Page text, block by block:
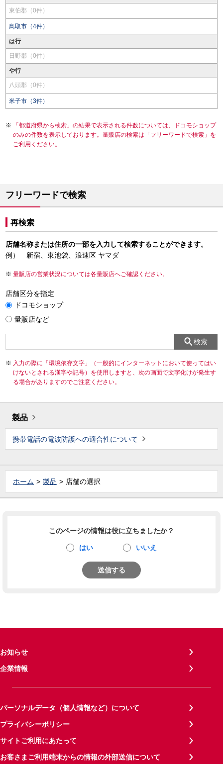
東伯郡（0件）
鳥取市（4件）
は行
日野郡（0件）
や行
八頭郡（0件）
米子市（3件）
「都道府県から検索」の結果で表示される件数については、ドコモショップ
のみの件数を表示しております。量販店の検索は「フリーワードで検索」を
ご利用ください。
フリーワードで検索
再検索
店舗名称または住所の一部を入力して検索することができます。
例） 新宿、東池袋、浪速区 ヤマダ
量販店の営業状況については各量販店へご確認ください。
店舗区分を指定
ドコモショップ
量販店など
検索
入力の際に「環境依存文字」（一般的にインターネットにおいて使ってはい
けないとされる漢字や記号）を使用しますと、次の画面で文字化けが発生す
る場合がありますのでご注意ください。
製品
携帯電話の電波防護への適合性について
ホーム 製品 店舗の選択
このページの情報は役に立ちましたか？
はい いいえ
送信する
お知らせ
企業情報
パーソナルデータ（個人情報など）について
プライバシーポリシー
サイトご利用にあたって
お客さまご利用端末からの情報の外部送信について